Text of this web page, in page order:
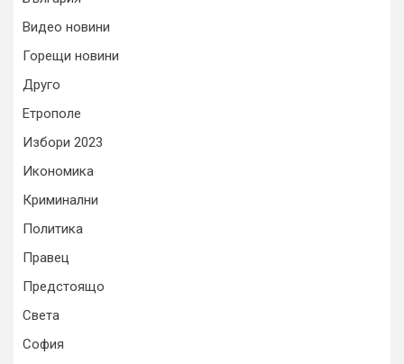
Видео новини
Горещи новини
Друго
Етрополе
Избори 2023
Икономика
Криминални
Политика
Правец
Предстоящо
Света
София